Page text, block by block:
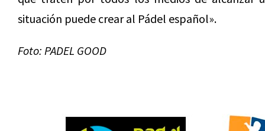
situación puede crear al Pádel español».
Foto: PADEL GOOD